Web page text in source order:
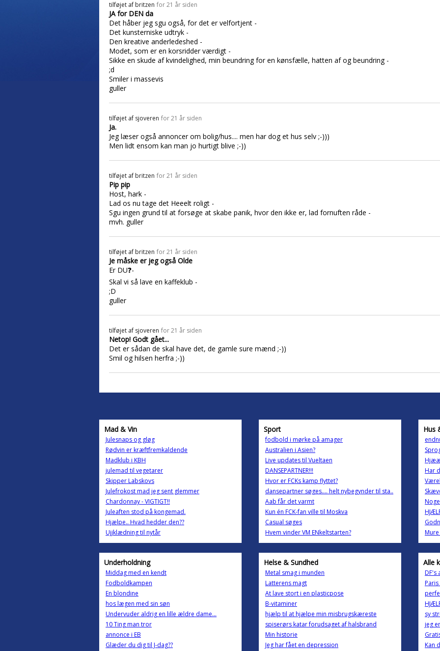
tilføjet af britzen for 21 år siden
JA for DEN da
Det håber jeg sgu også, for det er velfortjent -
Det kunsterniske udtryk -
Den kreative anderledeshed -
Modet, som er en korsridder værdigt -
Sikke en skude af kvindelighed, min beundring for en kønsfælle, hatten af og beundring -
;d
Smiler i massevis
guller
tilføjet af sjoveren for 21 år siden
Ja.
Jeg læser også annoncer om bolig/hus.... men har dog et hus selv ;-)))
Men lidt ensom kan man jo hurtigt blive ;-))
tilføjet af britzen for 21 år siden
Pip pip
Host, hark -
Lad os nu tage det Heeelt roligt -
Sgu ingen grund til at forsøge at skabe panik, hvor den ikke er, lad fornuften råde -
mvh. guller
tilføjet af britzen for 21 år siden
Je måske er jeg også Olde
Er DU❓-
Skal vi så lave en kaffeklub -
;D
guller
tilføjet af sjoveren for 21 år siden
Netop! Godt gået...
Det er sådan de skal have det, de gamle sure mænd ;-))
Smil og hilsen herfra ;-))
Mad & Vin
Julesnaps og gløg
Rødvin er kræftfremkaldende
Madklub i KBH
julemad til vegetarer
Skipper Labskovs
Julefrokost mad jeg sent glemmer
Chardonnay - VIGTIGT!!
Juleaften stod på kongemad.
Hjælpe.. Hvad hedder den??
Ujjklædning til nytår
Sport
fodbold i mørke på amager
Australien i Asien?
Live updates til Vueltaen
DANSEPARTNER!!!
Hvor er FCKs kamp flyttet?
dansepartner søges.... helt nybegynder til sta..
Aab får det varmt
Kun én FCK-fan ville til Moskva
Casual søges
Hvem vinder VM ENkeltstarten?
Hus
Har
Underholdning
Middag med en kendt
Fodboldkampen
En blondine
hos lægen med sin søn
Undervuder aldrig en lille ældre dame...
10 Ting man tror
annonce i EB
Glæder du dig til J-dag??
Helse & Sundhed
Metal smag i munden
Latterens magt
At lave stort i en plasticpose
B-vitaminer
hjælp til at hjælpe min misbrugskæreste
spiserørs katar forudsaget af halsbrand
Min historie
Jeg har fået en depression
Alle
DF's
sy
jeg
Kan